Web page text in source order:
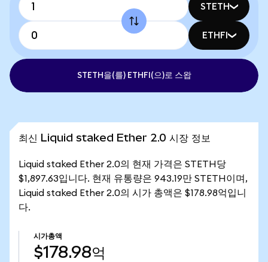
STETH
ETHFI
STETH을(를) ETHFI(으)로 스왑
최신 Liquid staked Ether 2.0 시장 정보
Liquid staked Ether 2.0의 현재 가격은 STETH당
$1,897.63입니다. 현재 유통량은 943.19만 STETH이며,
Liquid staked Ether 2.0의 시가 총액은 $178.98억입니
다.
시가총액
$178.98억